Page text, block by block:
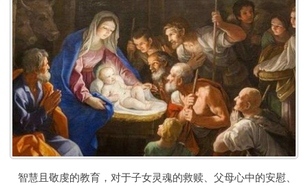
智慧且敬虔的教育，对于子女灵魂的救赎、父母心中的安慰、